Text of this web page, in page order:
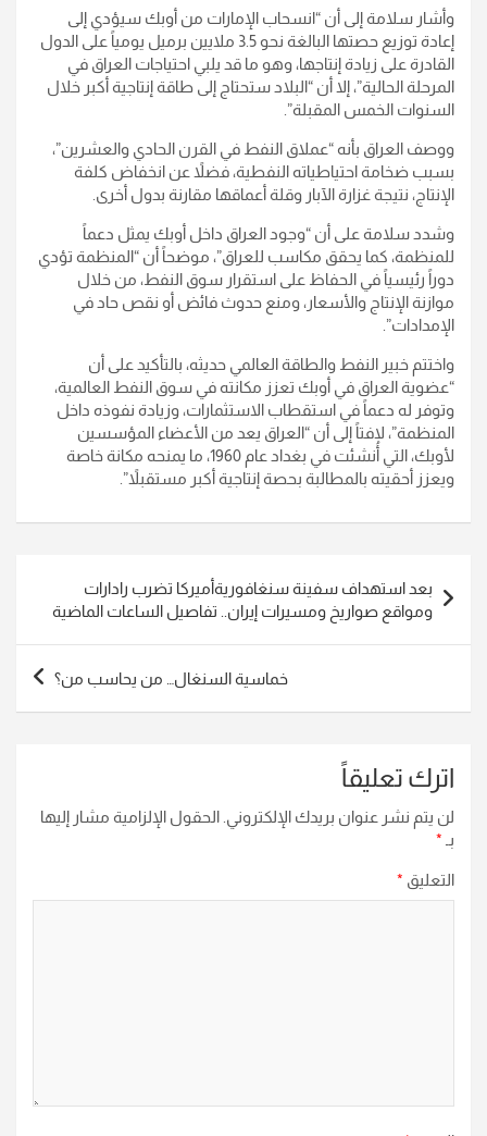
وأشار سلامة إلى أن “انسحاب الإمارات من أوبك سيؤدي إلى
إعادة توزيع حصتها البالغة نحو 3.5 ملايين برميل يومياً على الدول
القادرة على زيادة إنتاجها، وهو ما قد يلبي احتياجات العراق في
المرحلة الحالية”، إلا أن “البلاد ستحتاج إلى طاقة إنتاجية أكبر خلال
السنوات الخمس المقبلة”.
ووصف العراق بأنه “عملاق النفط في القرن الحادي والعشرين”،
بسبب ضخامة احتياطياته النفطية، فضلاً عن انخفاض كلفة
الإنتاج، نتيجة غزارة الآبار وقلة أعماقها مقارنة بدول أخرى.
وشدد سلامة على أن “وجود العراق داخل أوبك يمثل دعماً
للمنظمة، كما يحقق مكاسب للعراق”، موضحاً أن “المنظمة تؤدي
دوراً رئيسياً في الحفاظ على استقرار سوق النفط، من خلال
موازنة الإنتاج والأسعار، ومنع حدوث فائض أو نقص حاد في
الإمدادات”.
واختتم خبير النفط والطاقة العالمي حديثه، بالتأكيد على أن
“عضوية العراق في أوبك تعزز مكانته في سوق النفط العالمية،
وتوفر له دعماً في استقطاب الاستثمارات، وزيادة نفوذه داخل
المنظمة”، لافتاً إلى أن “العراق يعد من الأعضاء المؤسسين
لأوبك، التي أُنشئت في بغداد عام 1960، ما يمنحه مكانة خاصة
ويعزز أحقيته بالمطالبة بحصة إنتاجية أكبر مستقبلاً”.
المقالات
بعد استهداف سفينة سنغافوريةأميركا تضرب رادارات
ومواقع صواريخ ومسيرات إيران.. تفاصيل الساعات الماضية
خماسية السنغال… من يحاسب من؟
اترك تعليقاً
لن يتم نشر عنوان بريدك الإلكتروني. الحقول الإلزامية مشار إليها
بـ *
التعليق *